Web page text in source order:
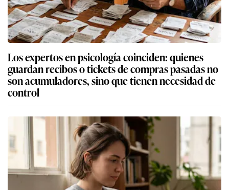
Los expertos en psicología coinciden: quienes
guardan recibos o tickets de compras pasadas no
son acumuladores, sino que tienen necesidad de
control